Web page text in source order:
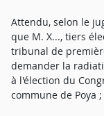
Attendu, selon le
que M. X..., tiers
tribunal de
demander la
à l'élection du
commune de Poya ;